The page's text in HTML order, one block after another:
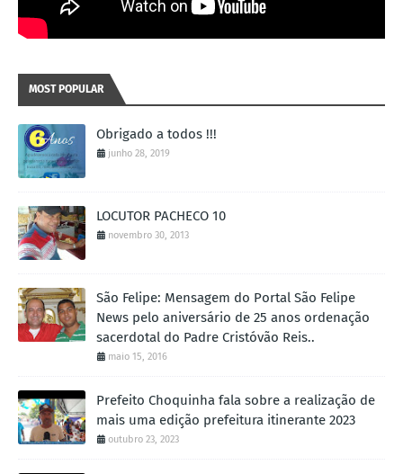
MOST POPULAR
Obrigado a todos !!!
junho 28, 2019
LOCUTOR PACHECO 10
novembro 30, 2013
São Felipe: Mensagem do Portal São Felipe
News pelo aniversário de 25 anos ordenação
sacerdotal do Padre Cristóvão Reis..
maio 15, 2016
Prefeito Choquinha fala sobre a realização de
mais uma edição prefeitura itinerante 2023
outubro 23, 2023